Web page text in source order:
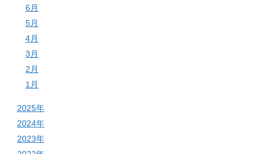
6月
5月
4月
3月
2月
1月
2025年
2024年
2023年